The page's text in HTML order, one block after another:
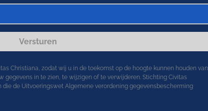
Versturen
Christiana, zodat wij u in de toekomst op de hoogte kunnen houden van
gegevens in te zien, te wijzigen of te verwijderen. Stichting Civitas
de Uitvoeringswet Algemene verordening gegevensbescherming